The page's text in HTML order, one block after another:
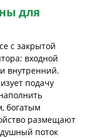
для
с закрытой
входной
внутренний.
подачу
богатым
размещают
поток